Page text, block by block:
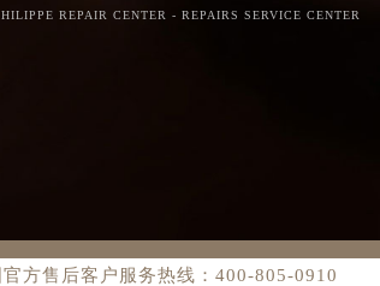
REPAIR CENTER - REPAIRS SERVICE CENTER
方售后客户服务热线：400-805-0910
热线400-805-0910，服务覆盖中国大陆